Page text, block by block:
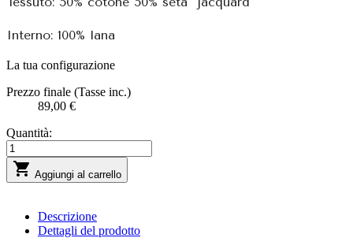
Interno: 100% lana
La tua configurazione
Prezzo finale (Tasse inc.)
89,00 €
Quantità:
 Aggiungi al carrello
Descrizione
Dettagli del prodotto